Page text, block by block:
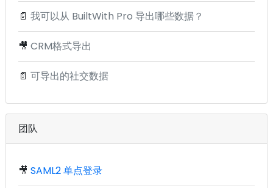
📄 我可以从 BuiltWith Pro 导出哪些数据？
🎥 CRM格式导出
📄 可导出的社交数据
团队
🎥 SAML2 单点登录